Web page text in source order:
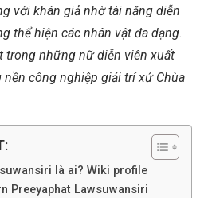
với khán giả nhờ tài năng diễn
thể hiện các nhân vật đa dạng.
trong những nữ diễn viên xuất
công nghiệp giải trí xứ Chùa
là ai? Wiki profile
Preeyaphat Lawsuwansiri